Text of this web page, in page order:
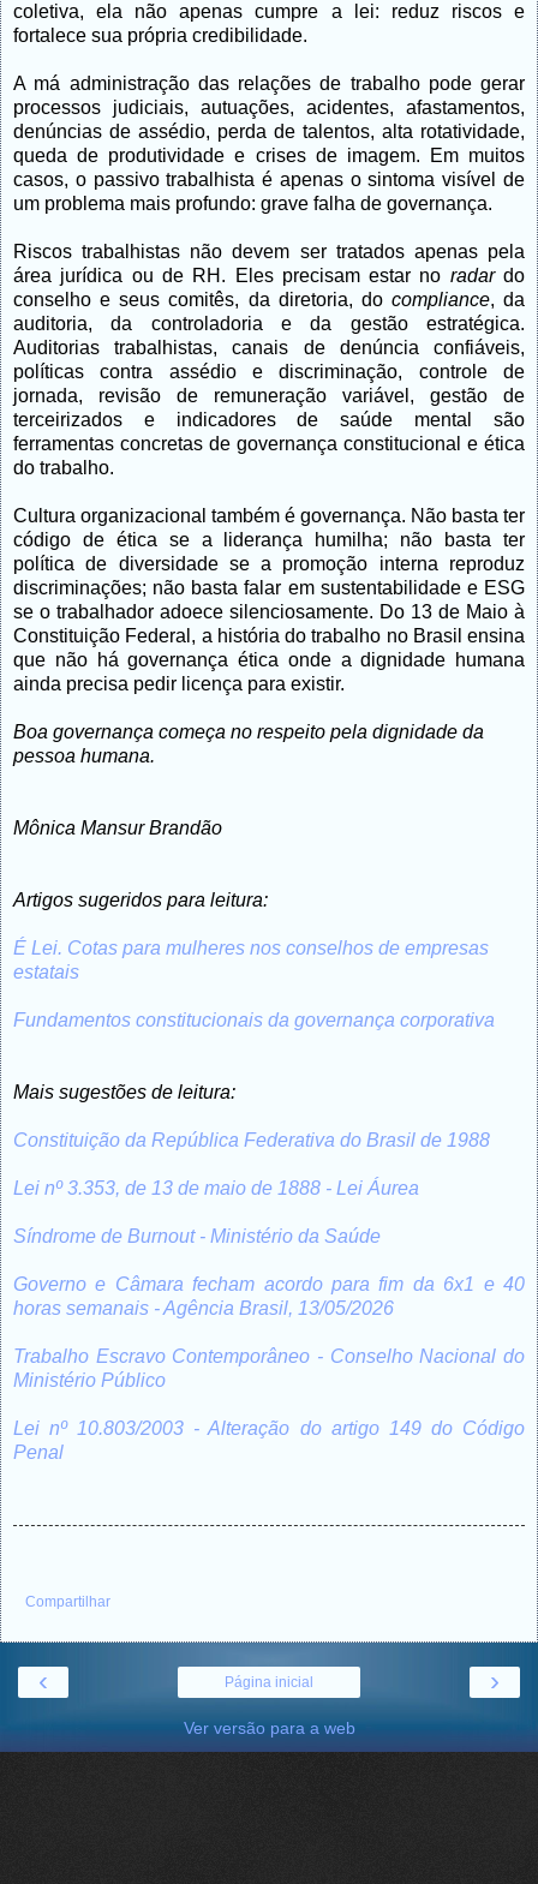
coletiva, ela não apenas cumpre a lei: reduz riscos e
fortalece sua própria credibilidade.
A má administração das relações de trabalho pode gerar
processos judiciais, autuações, acidentes, afastamentos,
denúncias de assédio, perda de talentos, alta rotatividade,
queda de produtividade e crises de imagem. Em muitos
casos, o passivo trabalhista é apenas o sintoma visível de
um problema mais profundo: grave falha de governança.
Riscos trabalhistas não devem ser tratados apenas pela
área jurídica ou de RH. Eles precisam estar no radardo
conselho e seus comitês, da diretoria, do compliance, da
auditoria, da controladoria e da gestão estratégica.
Auditorias trabalhistas, canais de denúncia confiáveis,
políticas contra assédio e discriminação, controle de
jornada, revisão de remuneração variável, gestão de
terceirizados e indicadores de saúde mental são
ferramentas concretas de governança constitucional e ética
do trabalho.
Cultura organizacional também é governança. Não basta ter
código de ética se a liderança humilha; não basta ter
política de diversidade se a promoção interna reproduz
discriminações; não basta falar em sustentabilidade e ESG
se o trabalhador adoece silenciosamente. Do 13 de Maio à
Constituição Federal, a história do trabalho no Brasil ensina
que não há governança ética onde a dignidade humana
ainda precisa pedir licença para existir.
Boa governança começa no respeito pela dignidade da
pessoa humana.
Mônica Mansur Brandão
Artigos sugeridos para leitura:
É Lei. Cotas para mulheres nos conselhos de empresas
estatais
Fundamentos constitucionais da governança corporativa
Mais sugestões de leitura:
Constituição da República Federativa do Brasil de 1988
Lei nº 3.353, de 13 de maio de 1888 - Lei Áurea
Síndrome de Burnout - Ministério da Saúde
Governo e Câmara fecham acordo para fim da 6x1 e 40
horas semanais - Agência Brasil, 13/05/2026
Trabalho Escravo Contemporâneo - Conselho Nacional do
Ministério Público
Lei nº 10.803/2003 - Alteração do artigo 149 do Código
Penal
Compartilhar
‹ ›
Página inicial
Ver versão para a web